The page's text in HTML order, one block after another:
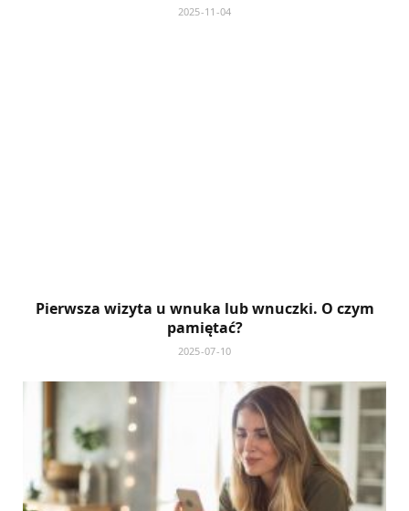
2025-11-04
Pierwsza wizyta u wnuka lub wnuczki. O czym
pamiętać?
2025-07-10